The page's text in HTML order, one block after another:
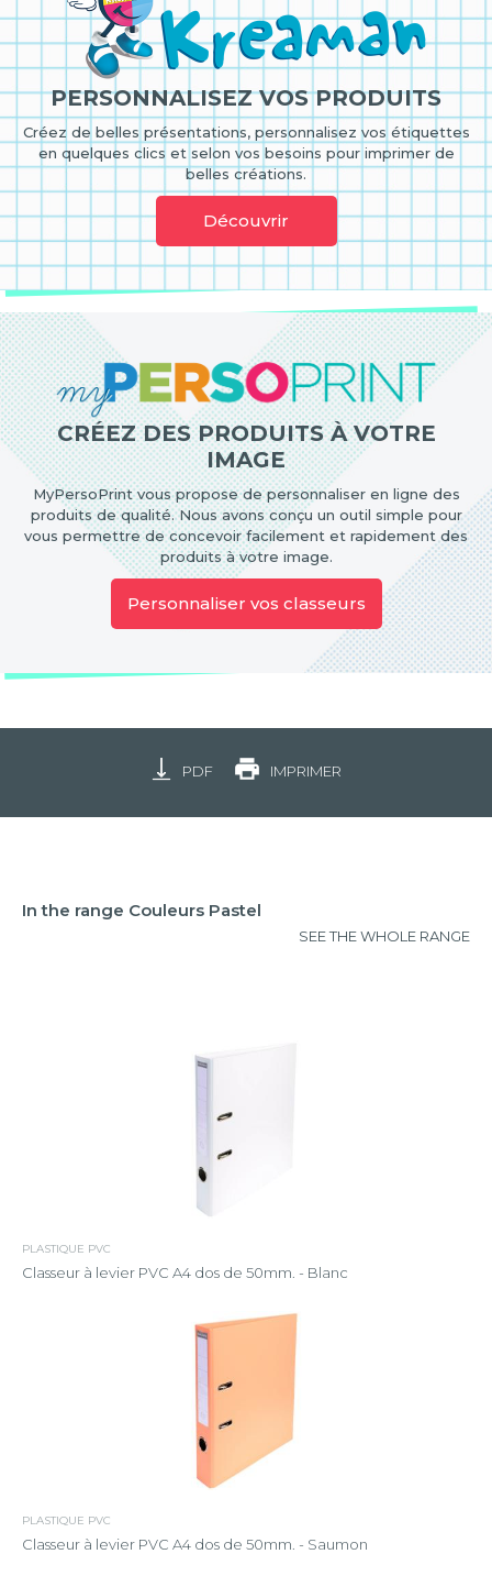
PERSONNALISEZ VOS PRODUITS
Créez de belles présentations, personnalisez vos étiquettes
en quelques clics et selon vos besoins pour imprimer de
belles créations.
Découvrir
CRÉEZ DES PRODUITS À VOTRE
IMAGE
MyPersoPrint vous propose de personnaliser en ligne des
produits de qualité. Nous avons conçu un outil simple pour
vous permettre de concevoir facilement et rapidement des
produits à votre image.
Personnaliser vos classeurs
PDF IMPRIMER
In the range Couleurs Pastel
SEE THE WHOLE RANGE
PLASTIQUE PVC
Classeur à levier PVC A4 dos de 50mm. - Blanc
PLASTIQUE PVC
Classeur à levier PVC A4 dos de 50mm. - Saumon